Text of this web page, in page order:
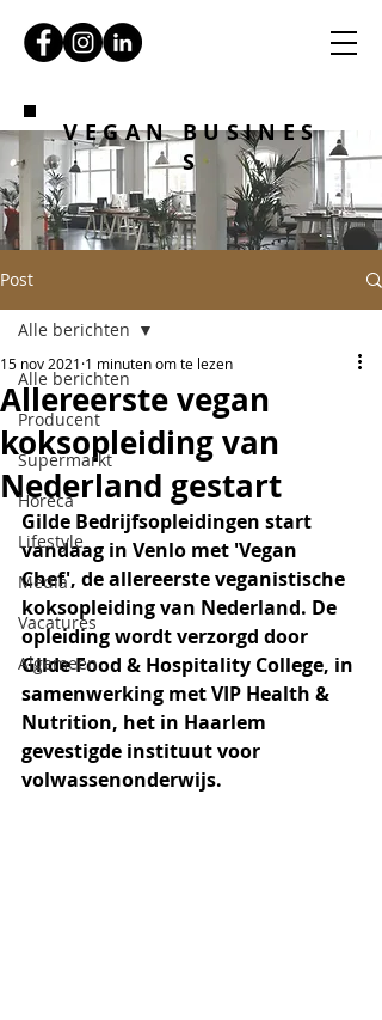
VEGAN BUSINES
S
Post
Alle berichten
Producent
Supermarkt
Horeca
Lifestyle
Media
Vacatures
Algemeen
Alle berichten
Allereerste vegan
koksopleiding van
Nederland gestart
15 nov 2021 1 minuten om te lezen
Gilde Bedrijfsopleidingen start
vandaag in Venlo met 'Vegan
Chef', de allereerste veganistische
koksopleiding van Nederland. De
opleiding wordt verzorgd door
Gilde Food & Hospitality College, in
samenwerking met VIP Health &
Nutrition, het in Haarlem
gevestigde instituut voor
volwassenonderwijs.